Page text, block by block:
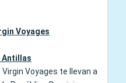
Voyages
Antillas
Voyages te llevan a